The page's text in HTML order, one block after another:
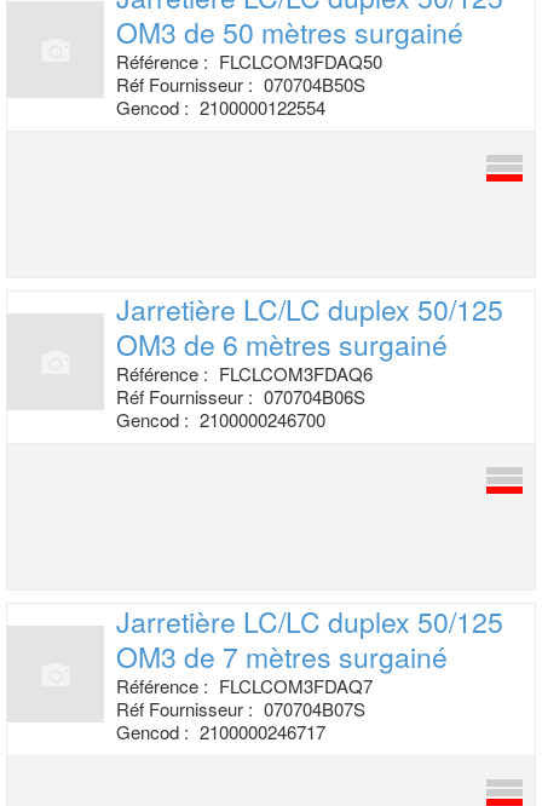
OM3 de 50 mètres surgainé
Référence : FLCLCOM3FDAQ50
Réf Fournisseur : 070704B50S
Gencod : 2100000122554
Jarretière LC/LC duplex 50/125
OM3 de 6 mètres surgainé
Référence : FLCLCOM3FDAQ6
Réf Fournisseur : 070704B06S
Gencod : 2100000246700
Jarretière LC/LC duplex 50/125
OM3 de 7 mètres surgainé
Référence : FLCLCOM3FDAQ7
Réf Fournisseur : 070704B07S
Gencod : 2100000246717